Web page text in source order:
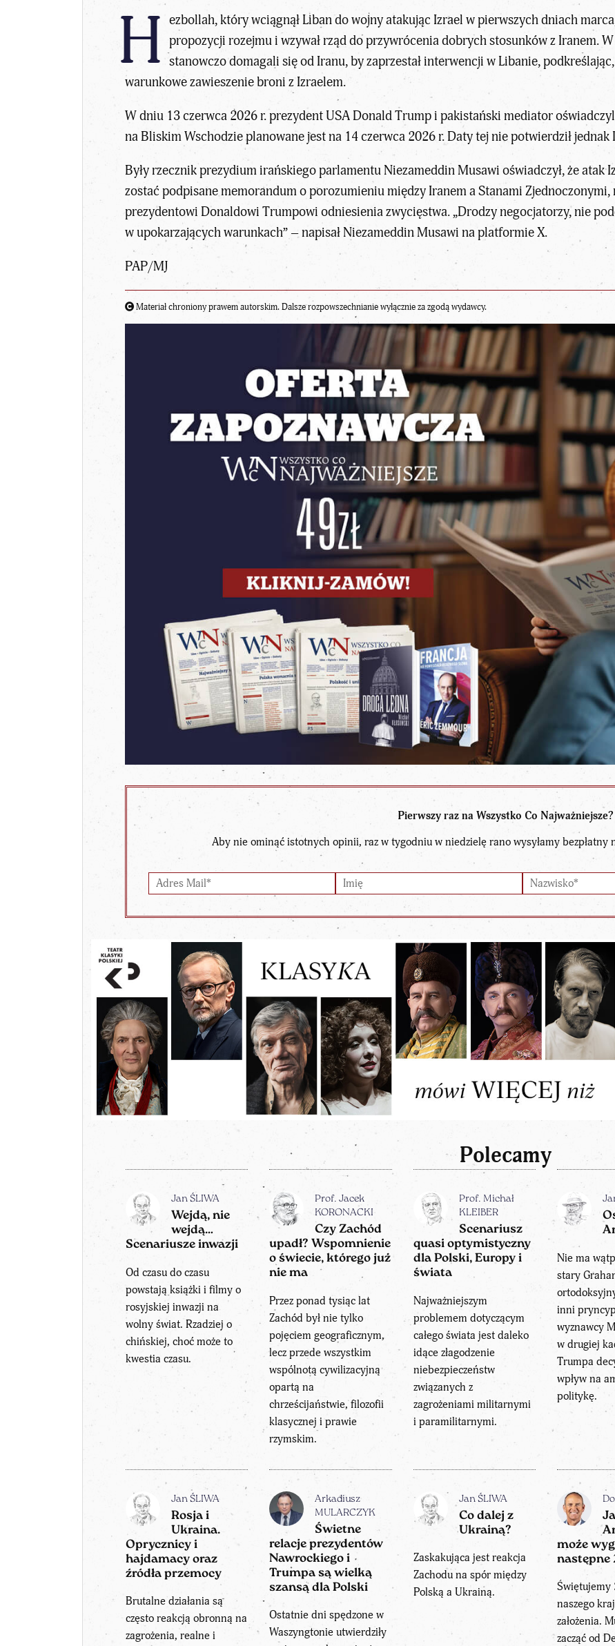
H ezbollah, który wciągnął Liban do wojny atakując Izrael w pierwszych dniach
propozycji rozejmu i wzywał rząd do przywrócenia dobrych stosunków z Iranem.
stanowczo domagali się od Iranu, by zaprzestał interwencji w Libanie,
warunkowe zawieszenie broni z Izraelem.
W dniu 13 czerwca 2026 r. prezydent USA Donald Trump i pakistański mediator
na Bliskim Wschodzie planowane jest na 14 czerwca 2026 r. Daty tej nie potwierdził jednak
Były rzecznik prezydium irańskiego parlamentu Niezameddin Musawi oświadczył, że atak
zostać podpisane memorandum o porozumieniu między Iranem a Stanami
prezydentowi Donaldowi Trumpowi odniesienia zwycięstwa. „Drodzy negocjatorzy, nie
w upokarzających warunkach” – napisał Niezameddin Musawi na platformie X.
PAP/MJ
Materiał chroniony prawem autorskim. Dalsze rozpowszechnianie wyłącznie za zgodą wydawcy.
Pierwszy raz na Wszystko Co Najważniejsze?
Aby nie ominąć istotnych opinii, raz w tygodniu w niedzielę rano wysyłamy bezpłatny
Polecamy
Jan ŚLIWA
Wejdą, nie
wejdą…
Scenariusze inwazji
Od czasu do czasu
powstają książki i filmy o
rosyjskiej inwazji na
wolny świat. Rzadziej o
chińskiej, choć może to
kwestia czasu.
Prof. Jacek
KORONACKI
Czy Zachód
upadł? Wspomnienie
o świecie, którego już
nie ma
Przez ponad tysiąc lat
Zachód był nie tylko
pojęciem geograficznym,
lecz przede wszystkim
wspólnotą cywilizacyjną
opartą na
chrześcijaństwie, filozofii
klasycznej i prawie
rzymskim.
Prof. Michał
KLEIBER
Scenariusz
quasi optymistyczny
dla Polski, Europy i
świata
Najważniejszym
problemem dotyczącym
całego świata jest daleko
idące złagodzenie
niebezpieczeństw
związanych z
zagrożeniami militarnymi
i paramilitarnymi.
Nie ma
stary
inni
wyznawcy
w drugiej
Trumpa
wpływ na
politykę.
Jan ŚLIWA
Rosja i
Ukraina.
Oprycznicy i
hajdamacy oraz
źródła przemocy
Brutalne działania są
często reakcją obronną na
zagrożenia, realne i
Arkadiusz
MULARCZYK
Świetne
relacje prezydentów
Nawrockiego i
Trumpa są wielką
szansą dla Polski
Ostatnie dni spędzone w
Waszyngtonie utwierdziły
Jan ŚLIWA
Co dalej z
Ukrainą?
Zaskakująca jest reakcja
Zachodu na spór między
Polską a Ukrainą.
może
następne
Świętujemy
naszego
założenia.
zacząć od